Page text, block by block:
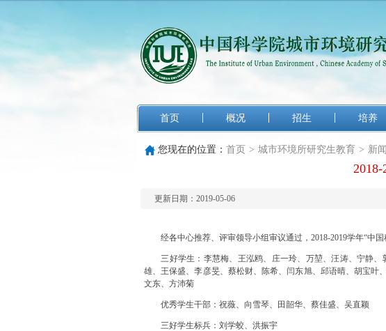
首页 概况 招生 培养
您现在的位置： 首页 > 城市环境所研究生教育 > 新
更新日期：2019-05-06
经各中心推荐、评审领导小组审议通过，2018-2019学年“中国
三好学生：李慧梅、王泓鸥、庄一玲、万堃、汪涛、宁静、
雄、王保盛、李彦旻、蔡松财、陈希、闫东旭、邱语晴、胡宝
文东、方沛菊
优秀学生干部：祝薇、向雪琴、田韶华、蔡佳盛、吴直颖
三好学生标兵：刘学蛟、洪振宇